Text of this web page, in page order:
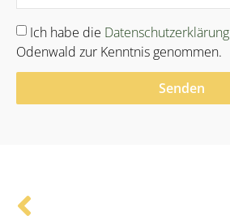
Ich habe die Datenschutzerklärung
Odenwald zur Kenntnis genommen.
Senden